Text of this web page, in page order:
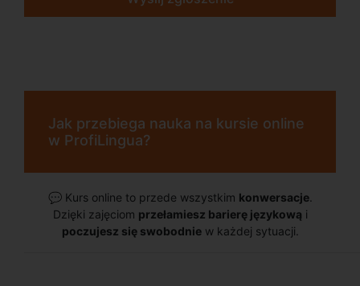
Jak przebiega nauka na kursie online
w ProfiLingua?
💬 Kurs online to przede wszystkim konwersacje.
Dzięki zajęciom przełamiesz barierę językową i
poczujesz się swobodniew każdej sytuacji.